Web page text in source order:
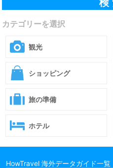
カテゴリーを選択
観光
ショッピング
旅の準備
ホテル
HowTravel 海外データガイド一覧